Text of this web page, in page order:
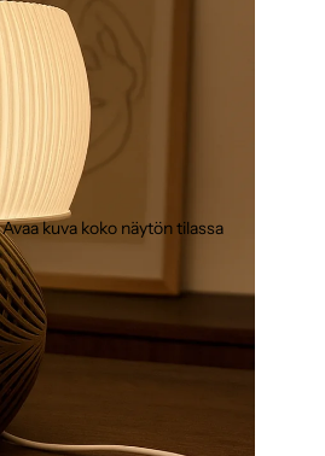
Avaa kuva koko näytön tilassa